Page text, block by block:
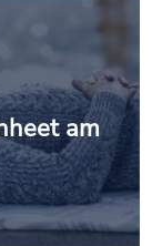
am